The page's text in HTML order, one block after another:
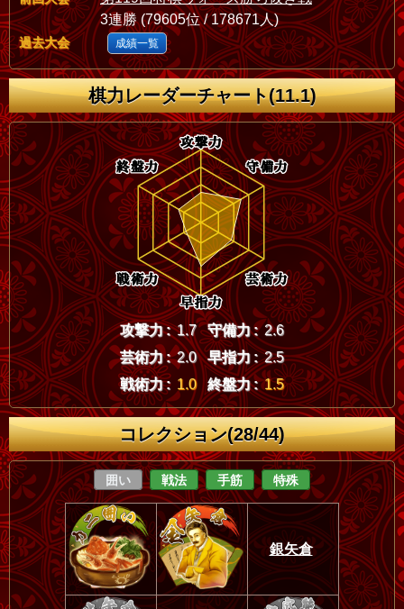
3連勝 (79605位 / 178671人)
過去大会 成績一覧
棋力レーダーチャート(11.1)
攻撃力 : 1.7 守備力 : 2.6
芸術力 : 2.0 早指力 : 2.5
戦術力 : 1.0 終盤力 : 1.5
コレクション(28/44)
囲い 戦法 手筋 特殊
銀矢倉